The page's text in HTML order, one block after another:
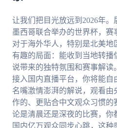
让我们把目光放远到2026年。
墨西哥联合举办的世界杯，赛
对于海外华人，特别是北美
有趣的局面：能收到当地转
说带来的独特氛围和赛事解读
接入国内直播平台，你将能自
名嘴激情澎湃的解说，观看由
作的、更贴合中文观众习惯的
论是清晨还是深夜的比赛，你
国内亿万观众同步心跳，这